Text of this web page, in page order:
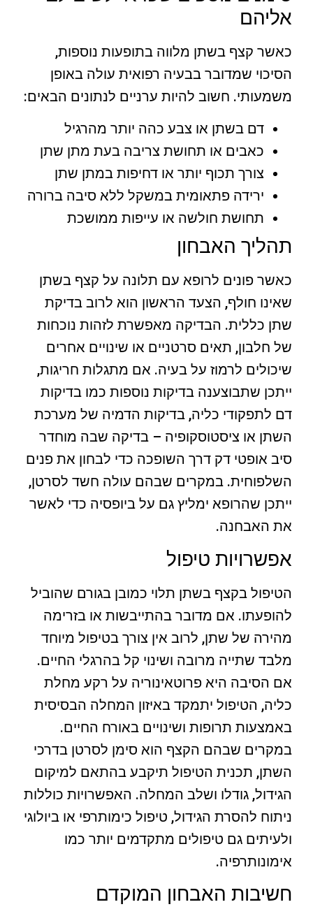
אליהם
כאשר קצף בשתן מלווה בתופעות נוספות,
הסיכוי שמדובר בבעיה רפואית עולה באופן
משמעותי. חשוב להיות ערניים לנתונים הבאים:
דם בשתן או צבע כהה יותר מהרגיל
כאבים או תחושת צריבה בעת מתן שתן
צורך תכוף יותר או דחיפות במתן שתן
ירידה פתאומית במשקל ללא סיבה ברורה
תחושת חולשה או עייפות ממושכת
תהליך האבחון
כאשר פונים לרופא עם תלונה על קצף בשתן
שאינו חולף, הצעד הראשון הוא לרוב בדיקת
שתן כללית. הבדיקה מאפשרת לזהות נוכחות
של חלבון, תאים סרטניים או שינויים אחרים
שיכולים לרמוז על בעיה. אם מתגלות חריגות,
ייתכן שתבוצענה בדיקות נוספות כמו בדיקות
דם לתפקודי כליה, בדיקות הדמיה של מערכת
השתן או ציסטוסקופיה – בדיקה שבה מוחדר
סיב אופטי דק דרך השופכה כדי לבחון את פנים
השלפוחית. במקרים שבהם עולה חשד לסרטן,
ייתכן שהרופא ימליץ גם על ביופסיה כדי לאשר
את האבחנה.
אפשרויות טיפול
הטיפול בקצף בשתן תלוי כמובן בגורם שהוביל
להופעתו. אם מדובר בהתייבשות או בזרימה
מהירה של שתן, לרוב אין צורך בטיפול מיוחד
מלבד שתייה מרובה ושינוי קל בהרגלי החיים.
אם הסיבה היא פרוטאינוריה על רקע מחלת
כליה, הטיפול יתמקד באיזון המחלה הבסיסית
באמצעות תרופות ושינויים באורח החיים.
במקרים שבהם הקצף הוא סימן לסרטן בדרכי
השתן, תכנית הטיפול תיקבע בהתאם למיקום
הגידול, גודלו ושלב המחלה. האפשרויות כוללות
ניתוח להסרת הגידול, טיפול כימותרפי או ביולוגי
ולעיתים גם טיפולים מתקדמים יותר כמו
אימונותרפיה.
חשיבות האבחון המוקדם